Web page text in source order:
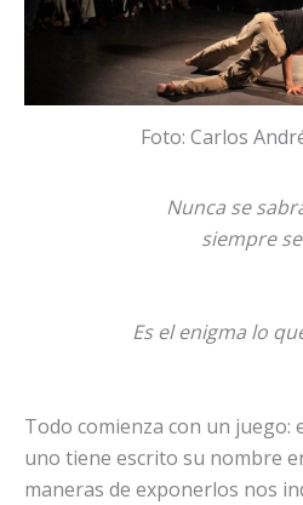
Foto: Carlos
Nunca se
siempre
Es el enigma lo
Todo comienza con un juego:
uno tiene escrito su nombre
maneras de exponerlos nos